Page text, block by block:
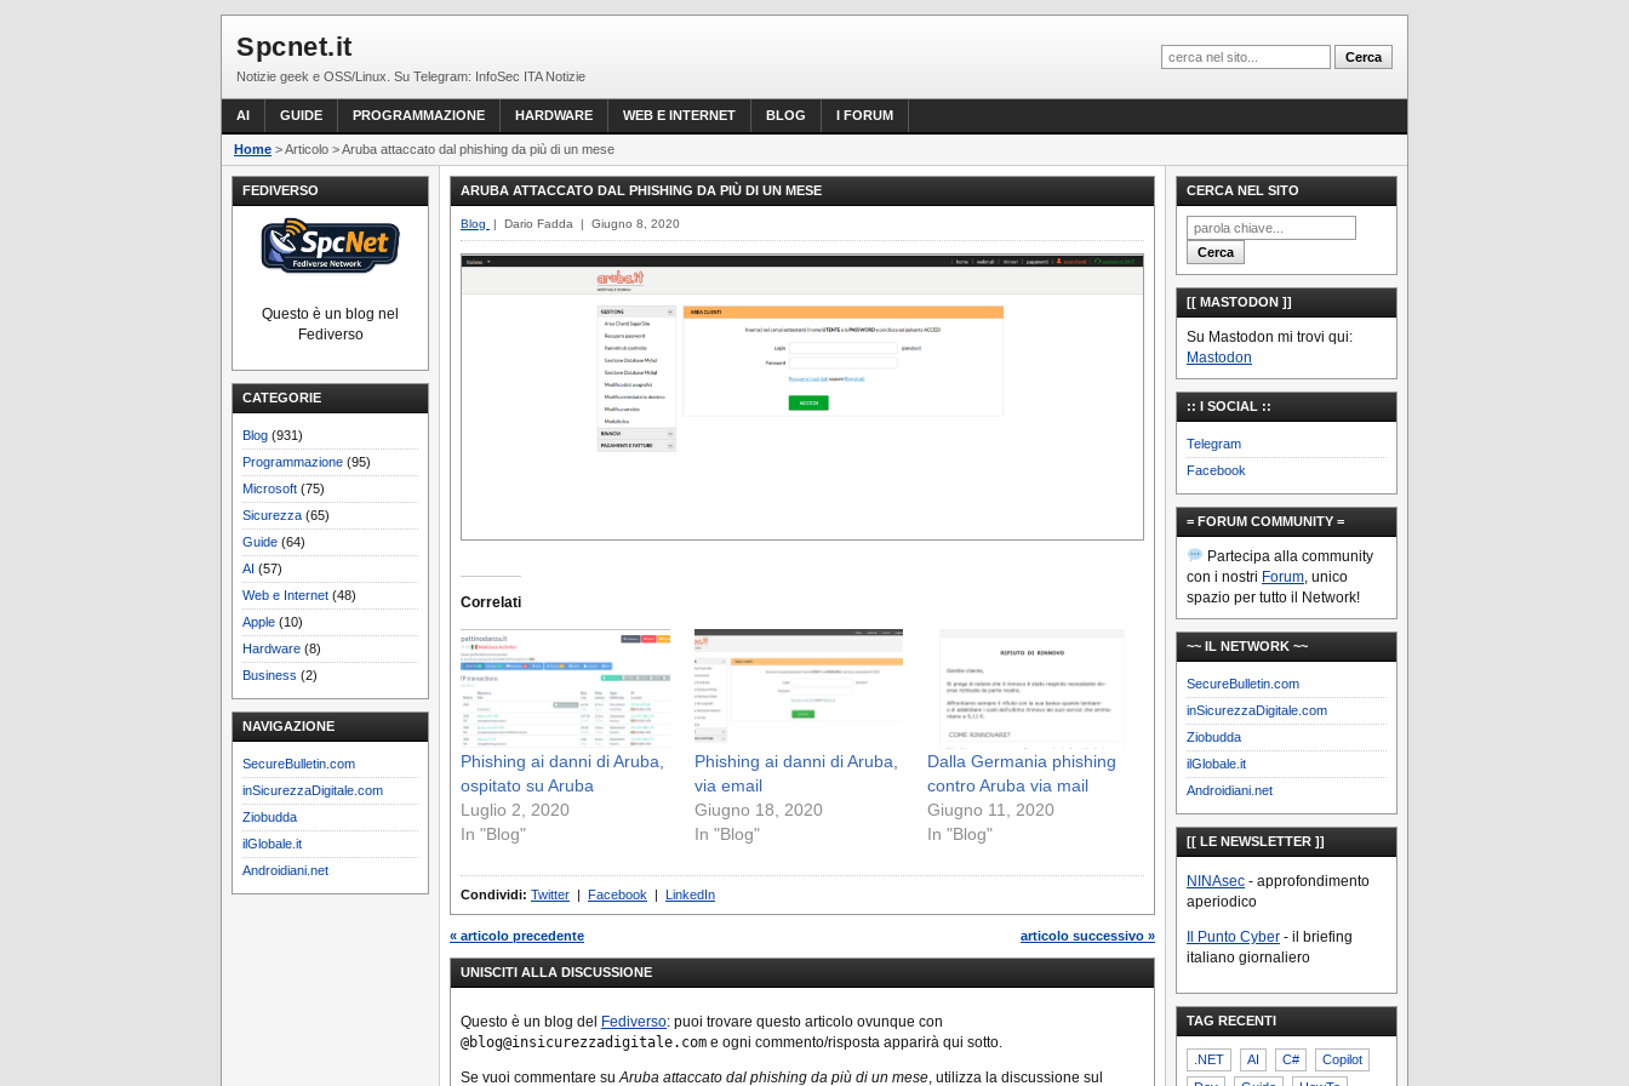
Spcnet.it
Notizie geek e OSS/Linux. Su Telegram: InfoSec ITA Notizie
AI GUIDE PROGRAMMAZIONE HARDWARE WEB E INTERNET BLOG I FORUM
Home > Articolo > Aruba attaccato dal phishing da più di un mese
FEDIVERSO
Questo è un blog nel
Fediverso
CATEGORIE
Blog (931)
Programmazione (95)
Microsoft (75)
Sicurezza (65)
Guide (64)
AI (57)
Web e Internet (48)
Apple (10)
Hardware (8)
Business (2)
NAVIGAZIONE
SecureBulletin.com
inSicurezzaDigitale.com
Ziobudda
ilGlobale.it
Androidiani.net
ARUBA ATTACCATO DAL PHISHING DA PIÙ DI UN MESE
Blog | Dario Fadda | Giugno 8, 2020
Correlati
Phishing ai danni di Aruba,
ospitato su Aruba
Luglio 2, 2020
In "Blog"
Phishing ai danni di Aruba,
via email
Giugno 18, 2020
In "Blog"
Dalla Germania phishing
contro Aruba via mail
Giugno 11, 2020
In "Blog"
Condividi: Twitter | Facebook | LinkedIn
« articolo precedente articolo successivo »
UNISCITI ALLA DISCUSSIONE
Questo è un blog del Fediverso: puoi trovare questo articolo ovunque con
@blog@insicurezzadigitale.com e ogni commento/risposta apparirà qui sotto.
Se vuoi commentare su Aruba attaccato dal phishing da più di un mese , utilizza la discussione sul
CERCA NEL SITO
[[ MASTODON ]]
Su Mastodon mi trovi qui:
Mastodon
:: I SOCIAL ::
Telegram
Facebook
= FORUM COMMUNITY =
Partecipa alla community
con i nostri Forum, unico
spazio per tutto il Network!
~~ IL NETWORK ~~
SecureBulletin.com
inSicurezzaDigitale.com
Ziobudda
ilGlobale.it
Androidiani.net
[[ LE NEWSLETTER ]]
NINAsec - approfondimento
aperiodico
Il Punto Cyber - il briefing
italiano giornaliero
TAG RECENTI
.NET AI C#
Copilot